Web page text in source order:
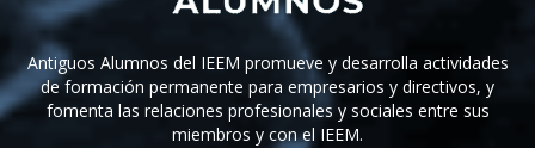
Antiguos Alumnos del IEEM promueve y desarrolla actividades
de formación permanente para empresarios y directivos, y
fomenta las relaciones profesionales y sociales entre sus
miembros y con el IEEM.